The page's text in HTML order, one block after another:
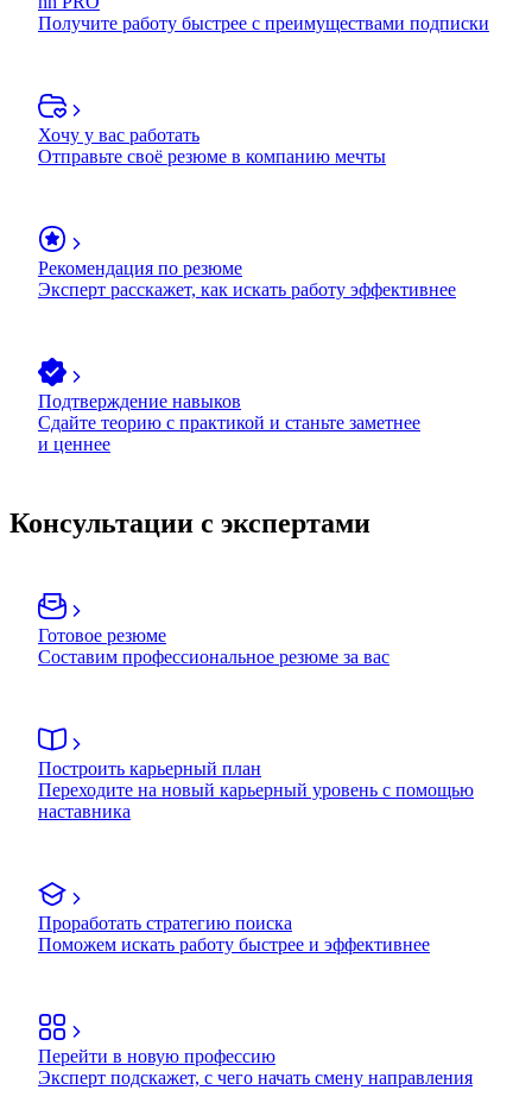
Получите работу быстрее с преимуществами подписки
Хочу у вас работать
Отправьте своё резюме в компанию мечты
Рекомендация по резюме
Эксперт расскажет, как искать работу эффективнее
Подтверждение навыков
Сдайте теорию с практикой и станьте заметнее
и ценнее
Консультации с экспертами
Готовое резюме
Составим профессиональное резюме за вас
Построить карьерный план
Переходите на новый карьерный уровень с помощью
наставника
Проработать стратегию поиска
Поможем искать работу быстрее и эффективнее
Перейти в новую профессию
Эксперт подскажет, с чего начать смену направления